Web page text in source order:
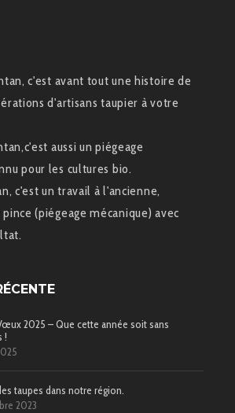
c'est avant tout une histoire de
d'artisans taupier à votre
aussi un piégeage
pour les cultures bio.
c'est un travail à l'ancienne,
(piégeage mécanique) avec
2025 – Que cette année soit sans
!
taupes dans notre région.
2023